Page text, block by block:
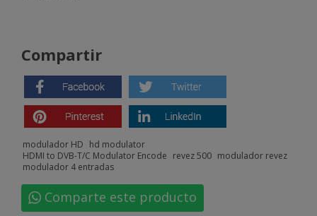
Compartir
modulador HD hd modulator
HDMI to DVB-T/C Modulator Encode revez 500 modulador revez
modulador 4 entradas
Comparte este producto